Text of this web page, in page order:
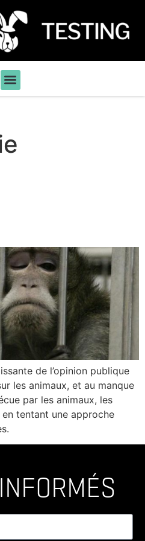
de l’opinion publique
les animaux, et au manque
par les animaux, les
tentant une approche